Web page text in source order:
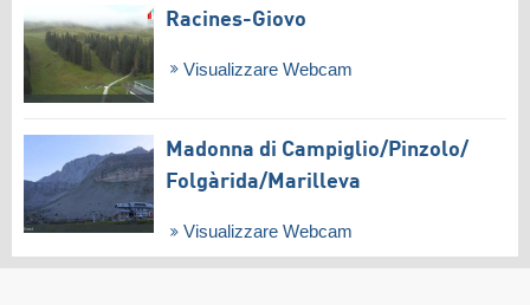
Racines-Giovo
Visualizzare Webcam
Madonna di Campiglio/​Pinzolo/​
Folgàrida/​Marilleva
Visualizzare Webcam